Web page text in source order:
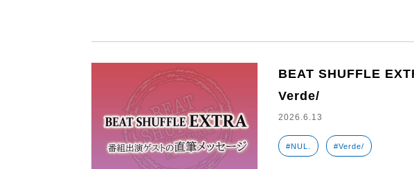
BEAT SHUFFLE
Verde/
2026.6.13
#NUL. #Verde/